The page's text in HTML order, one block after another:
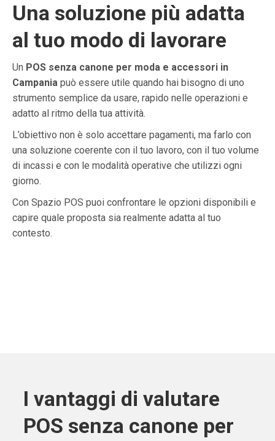
Una soluzione più adatta
al tuo modo di lavorare
Un POS senza canone per moda e accessori in
Campania può essere utile quando hai bisogno di uno
strumento semplice da usare, rapido nelle operazioni e
adatto al ritmo della tua attività.
L’obiettivo non è solo accettare pagamenti, ma farlo con
una soluzione coerente con il tuo lavoro, con il tuo volume
di incassi e con le modalità operative che utilizzi ogni
giorno.
Con Spazio POS puoi confrontare le opzioni disponibili e
capire quale proposta sia realmente adatta al tuo
contesto.
I vantaggi di valutare
POS senza canone per